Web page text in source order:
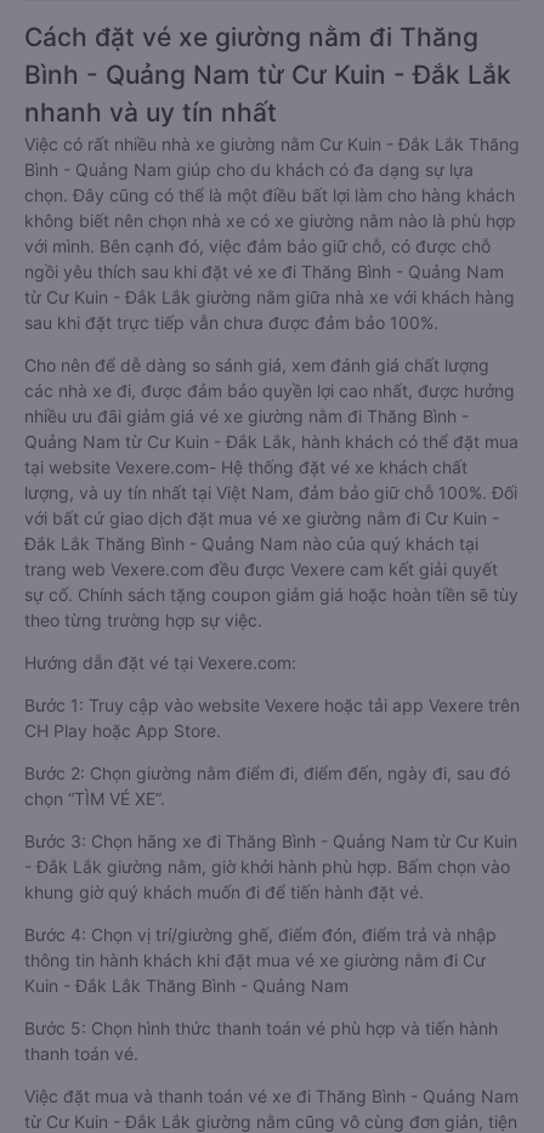
Cách đặt vé xe giường nằm đi Thăng
Bình - Quảng Nam từ Cư Kuin - Đắk Lắk
nhanh và uy tín nhất
Việc có rất nhiều nhà xe giường nằm Cư Kuin - Đắk Lắk Thăng
Bình - Quảng Nam giúp cho du khách có đa dạng sự lựa
chọn. Đây cũng có thể là một điều bất lợi làm cho hàng khách
không biết nên chọn nhà xe có xe giường nằm nào là phù hợp
với mình. Bên cạnh đó, việc đảm bảo giữ chỗ, có được chỗ
ngồi yêu thích sau khi đặt vé xe đi Thăng Bình - Quảng Nam
từ Cư Kuin - Đắk Lắk giường nằm giữa nhà xe với khách hàng
sau khi đặt trực tiếp vẫn chưa được đảm bảo 100%.
Cho nên để dễ dàng so sánh giá, xem đánh giá chất lượng
các nhà xe đi, được đảm bảo quyền lợi cao nhất, được hưởng
nhiều ưu đãi giảm giá vé xe giường nằm đi Thăng Bình -
Quảng Nam từ Cư Kuin - Đắk Lắk, hành khách có thể đặt mua
tại website Vexere.com- Hệ thống đặt vé xe khách chất
lượng, và uy tín nhất tại Việt Nam, đảm bảo giữ chỗ 100%. Đối
với bất cứ giao dịch đặt mua vé xe giường nằm đi Cư Kuin -
Đắk Lắk Thăng Bình - Quảng Nam nào của quý khách tại
trang web Vexere.com đều được Vexere cam kết giải quyết
sự cố. Chính sách tặng coupon giảm giá hoặc hoàn tiền sẽ tùy
theo từng trường hợp sự việc.
Hướng dẫn đặt vé tại Vexere.com:
Bước 1: Truy cập vào website Vexere hoặc tải app Vexere trên
CH Play hoặc App Store.
Bước 2: Chọn giường nằm điểm đi, điểm đến, ngày đi, sau đó
chọn “TÌM VÉ XE”.
Bước 3: Chọn hãng xe đi Thăng Bình - Quảng Nam từ Cư Kuin
- Đắk Lắk giường nằm, giờ khởi hành phù hợp. Bấm chọn vào
khung giờ quý khách muốn đi để tiến hành đặt vé.
Bước 4: Chọn vị trí/giường ghế, điểm đón, điểm trả và nhập
thông tin hành khách khi đặt mua vé xe giường nằm đi Cư
Kuin - Đắk Lắk Thăng Bình - Quảng Nam
Bước 5: Chọn hình thức thanh toán vé phù hợp và tiến hành
thanh toán vé.
Việc đặt mua và thanh toán vé xe đi Thăng Bình - Quảng Nam
từ Cư Kuin - Đắk Lắk giường nằm cũng vô cùng đơn giản, tiện